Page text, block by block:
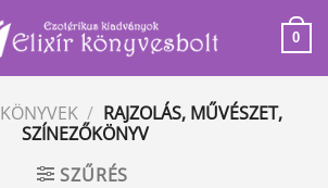
0
KÖNYVEK / RAJZOLÁS, MŰVÉSZET,
SZÍNEZŐKÖNYV
SZŰRÉS